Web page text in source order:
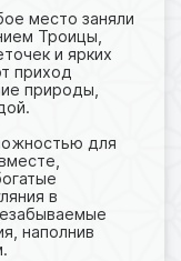
место заняли
Троицы,
и ярких
приход
природы,
для
в
наполнив